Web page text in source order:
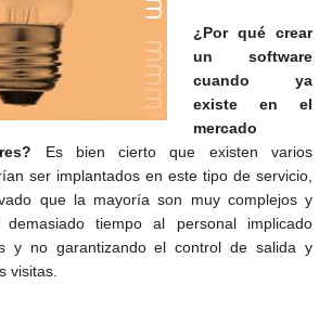
¿Por qué crear
un software
cuando ya
existe en el
mercado
Es bien cierto que existen varios
ser implantados en este tipo de servicio,
que la mayoría son muy complejos y
tiempo al personal implicado
y no garantizando el control de salida y
visitas.